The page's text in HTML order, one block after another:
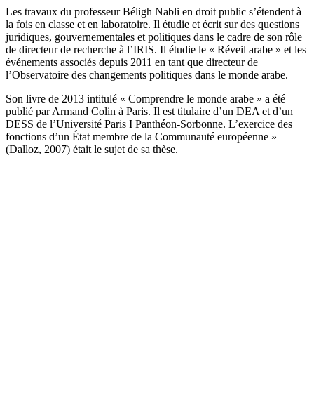
Les travaux du professeur Béligh Nabli en droit public s’étendent à
la fois en classe et en laboratoire. Il étudie et écrit sur des questions
juridiques, gouvernementales et politiques dans le cadre de son rôle
de directeur de recherche à l’IRIS. Il étudie le « Réveil arabe » et les
événements associés depuis 2011 en tant que directeur de
l’Observatoire des changements politiques dans le monde arabe.
Son livre de 2013 intitulé « Comprendre le monde arabe » a été
publié par Armand Colin à Paris. Il est titulaire d’un DEA et d’un
DESS de l’Université Paris I Panthéon-Sorbonne. L’exercice des
fonctions d’un État membre de la Communauté européenne »
(Dalloz, 2007) était le sujet de sa thèse.